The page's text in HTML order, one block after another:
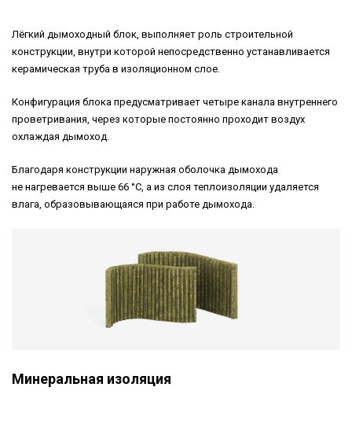
Лёгкий дымоходный блок, выполняет роль строительной
конструкции, внутри которой непосредственно устанавливается
керамическая труба в изоляционном слое.
Конфигурация блока предусматривает четыре канала внутреннего
проветривания, через которые постоянно проходит воздух
охлаждая дымоход.
Благодаря конструкции наружная оболочка дымохода
не нагревается выше 66 °С, а из слоя теплоизоляции удаляется
влага, образовывающаяся при работе дымохода.
Минеральная изоляция